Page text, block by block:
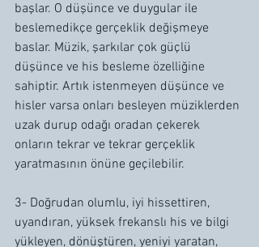
başlar. O düşünce ve duygular ile
beslemedikçe gerçeklik değişmeye
baslar. Müzik, şarkılar çok güçlü
düşünce ve his besleme özelliğine
sahiptir. Artık istenmeyen düşünce ve
hisler varsa onları besleyen müziklerden
uzak durup odağı oradan çekerek
onların tekrar ve tekrar gerçeklik
yaratmasının önüne geçilebilir.
3- Doğrudan olumlu, iyi hissettiren,
uyandıran, yüksek frekanslı his ve bilgi
yükleyen, dönüştüren, yeniyi yaratan,